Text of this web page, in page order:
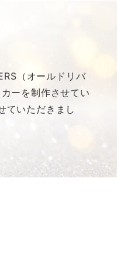
（オールドリバ
ーを制作させてい
ていただきまし